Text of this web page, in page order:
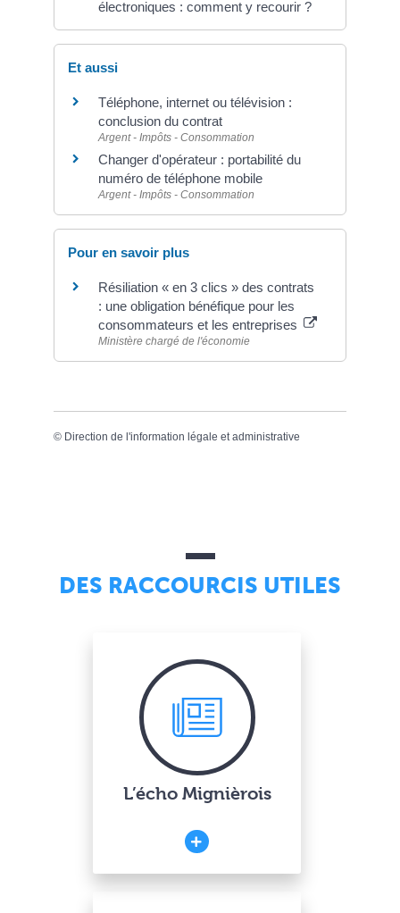
électroniques : comment y recourir ?
Et aussi
Téléphone, internet ou télévision :
conclusion du contrat
Argent - Impôts - Consommation
Changer d'opérateur : portabilité du
numéro de téléphone mobile
Argent - Impôts - Consommation
Pour en savoir plus
Résiliation « en 3 clics » des contrats
: une obligation bénéfique pour les
consommateurs et les entreprises
Ministère chargé de l'économie
© Direction de l'information légale et administrative
DES RACCOURCIS UTILES
L’écho Mignièrois